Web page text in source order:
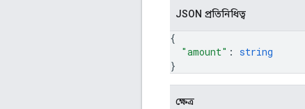
JSON প্রতিনিধিত্ব
{
"amount" : string
}
ক্ষেত্র